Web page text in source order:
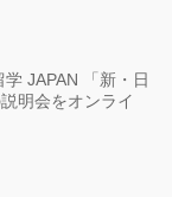
JAPAN 「新・日
明会をオンライ